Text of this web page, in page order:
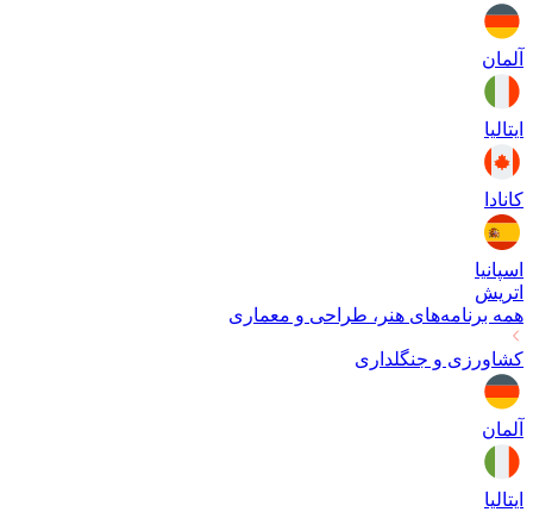
آلمان
ایتالیا
کانادا
اسپانیا
اتریش
همه برنامه‌های هنر، طراحی و معماری
کشاورزی و جنگلداری
آلمان
ایتالیا